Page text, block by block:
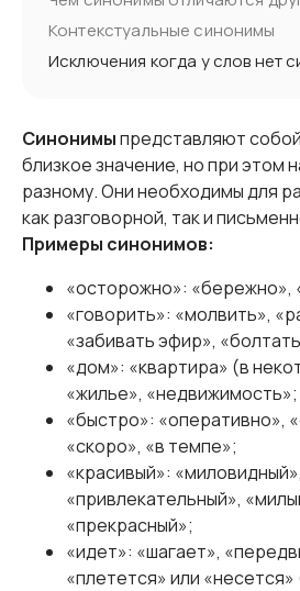
Контекстуальные синонимы
Исключения когда у слов нет
Синонимыпредставляют
близкое значение, но при этом
разному. Они необходимы для
как разговорной, так и
Примеры синонимов:
«осторожно»: «бережно»,
«говорить»: «молвить»,
«забивать эфир»,
«дом»: «квартира» (в
«жилье», «недвижимость»;
«быстро»: «оперативно»,
«скоро», «в темпе»;
«красивый»:
«привлекательный»,
«прекрасный»;
«идет»: «шагает»,
«плетется» или